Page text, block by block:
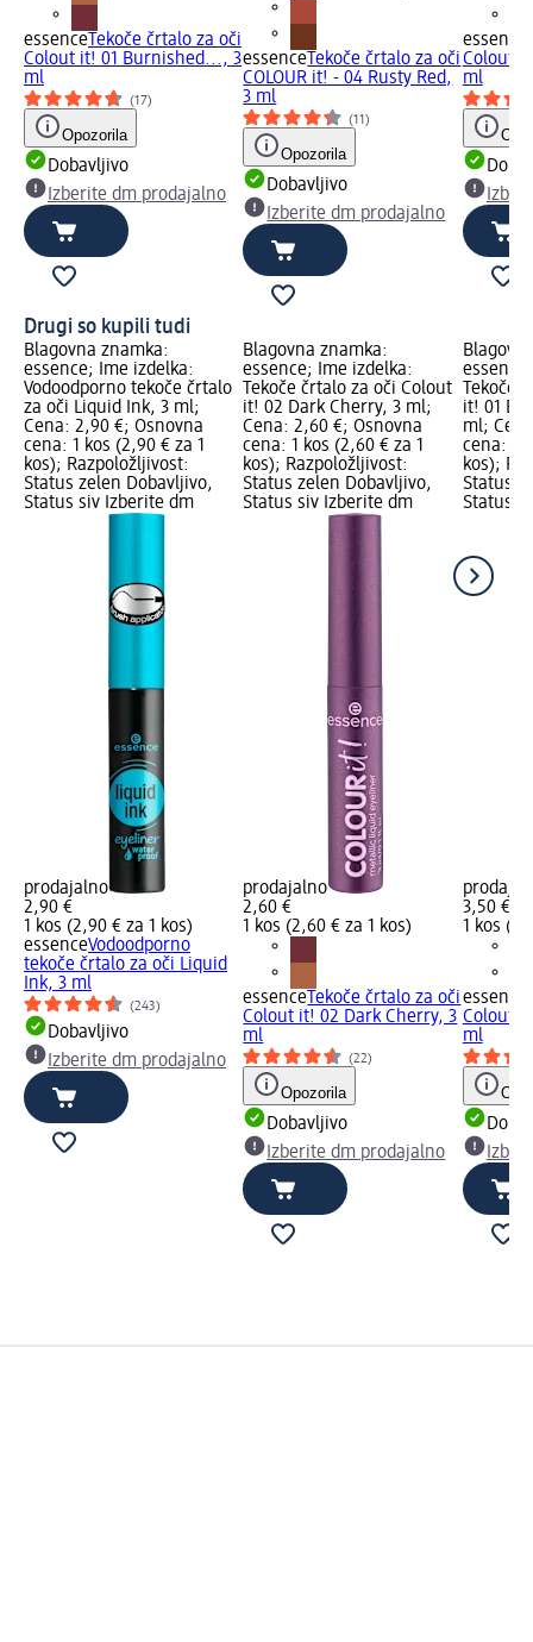
essence Tekoče črtalo za oči
Colout it! 01 Burnished..., 3
ml
(17)
Opozorila
Dobavljivo
Izberite dm prodajalno
essence Tekoče črtalo za oči
COLOUR it! - 04 Rusty Red,
3 ml
(11)
Opozorila
Dobavljivo
Izberite dm prodajalno
essence
Colout
ml
Drugi so kupili tudi
Blagovna znamka:
essence; Ime izdelka:
Vodoodporno tekoče črtalo
za oči Liquid Ink, 3 ml;
Cena: 2,90 €; Osnovna
cena: 1 kos (2,90 € za 1
kos); Razpoložljivost:
Status zelen Dobavljivo,
Status siv Izberite dm
prodajalno
2,90 €
1 kos (2,90 € za 1 kos)
essenceVodoodporno
tekoče črtalo za oči Liquid
Ink, 3 ml
(243)
Dobavljivo
Izberite dm prodajalno
Blagovna znamka:
essence; Ime izdelka:
Tekoče črtalo za oči Colout
it! 02 Dark Cherry, 3 ml;
Cena: 2,60 €; Osnovna
cena: 1 kos (2,60 € za 1
kos); Razpoložljivost:
Status zelen Dobavljivo,
Status siv Izberite dm
prodajalno
2,60 €
1 kos (2,60 € za 1 kos)
essence Tekoče črtalo za oči
Colout it! 02 Dark Cherry, 3
ml
(22)
Opozorila
Dobavljivo
Izberite dm prodajalno
Tekoče
it! 01
ml;
cena: 1
kos);
Status
Status
3,50 €
1 kos
essence
Colout
ml